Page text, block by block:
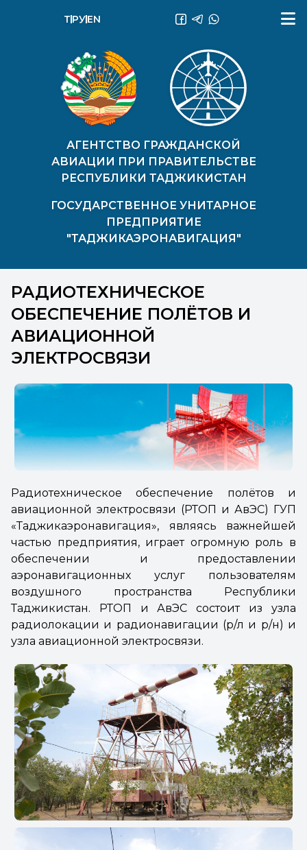
АГЕНТСТВО ГРАЖДАНСКОЙ
АВИАЦИИ ПРИ ПРАВИТЕЛЬСТВЕ
РЕСПУБЛИКИ ТАДЖИКИСТАН
ГОСУДАРСТВЕННОЕ УНИТАРНОЕ
ПРЕДПРИЯТИЕ
"ТАДЖИКАЭРОНАВИГАЦИЯ"
ТҶ РУEN
РАДИОТЕХНИЧЕСКОЕ
ОБЕСПЕЧЕНИЕ ПОЛЁТОВ И
АВИАЦИОННОЙ
ЭЛЕКТРОСВЯЗИ
Радиотехническое обеспечение полётов и
авиационной электросвязи (РТОП и АвЭС) ГУП
«Таджикаэронавигация», являясь важнейшей
частью предприятия, играет огромную роль в
обеспечении и предоставлении
аэронавигационных услуг пользователям
воздушного пространства Республики
Таджикистан. РТОП и АвЭС состоит из узла
радиолокации и радионавигации (р/л и р/н) и
узла авиационной электросвязи.